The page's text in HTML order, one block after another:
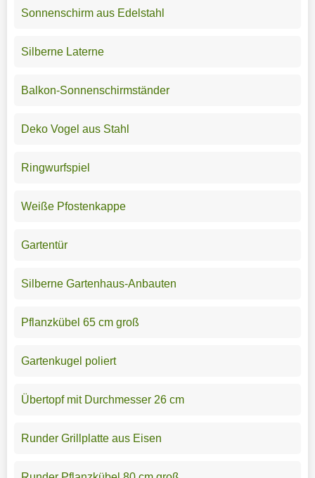
Sonnenschirm aus Edelstahl
Silberne Laterne
Balkon-Sonnenschirmständer
Deko Vogel aus Stahl
Ringwurfspiel
Weiße Pfostenkappe
Gartentür
Silberne Gartenhaus-Anbauten
Pflanzkübel 65 cm groß
Gartenkugel poliert
Übertopf mit Durchmesser 26 cm
Runder Grillplatte aus Eisen